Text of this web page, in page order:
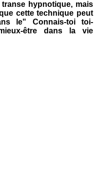
hypnotique, mais
cette technique peut
le" Connais-toi toi-
être dans la vie